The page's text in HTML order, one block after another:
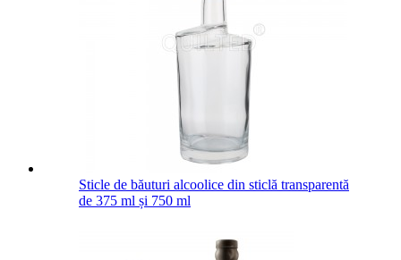
Sticle de băuturi alcoolice din sticlă transparentă
de 375 ml și 750 ml